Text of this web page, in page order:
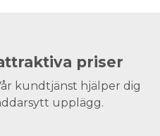
priser
kundtjänst hjälper dig
upplägg.